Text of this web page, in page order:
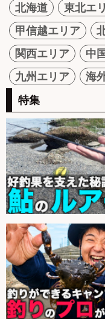
北海道 東北エ
甲信越エリア
関西エリア
中
九州エリア
海
特集